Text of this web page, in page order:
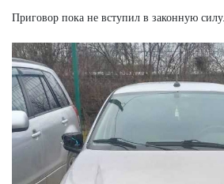
Приговор пока не вступил в законную силу.